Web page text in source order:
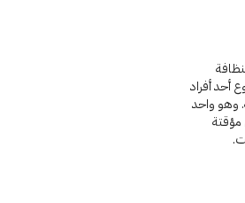
أحد أفراد
وهو واحد